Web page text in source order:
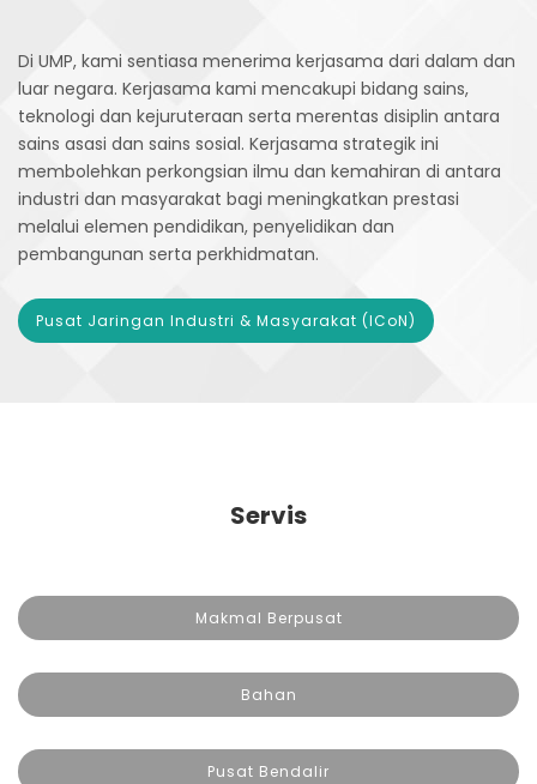
Di UMP, kami sentiasa menerima kerjasama dari dalam dan
luar negara. Kerjasama kami mencakupi bidang sains,
teknologi dan kejuruteraan serta merentas disiplin antara
sains asasi dan sains sosial. Kerjasama strategik ini
membolehkan perkongsian ilmu dan kemahiran di antara
industri dan masyarakat bagi meningkatkan prestasi
melalui elemen pendidikan, penyelidikan dan
pembangunan serta perkhidmatan.
Pusat Jaringan Industri & Masyarakat (ICoN)
Servis
Makmal Berpusat
Bahan
Pusat Bendalir